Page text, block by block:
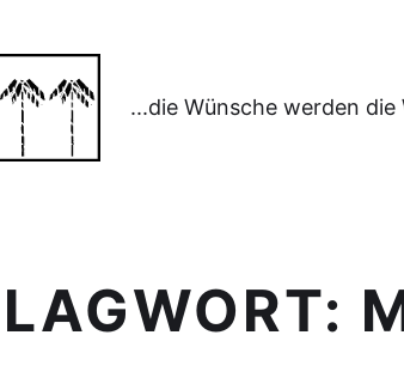
...die Wünsche werden